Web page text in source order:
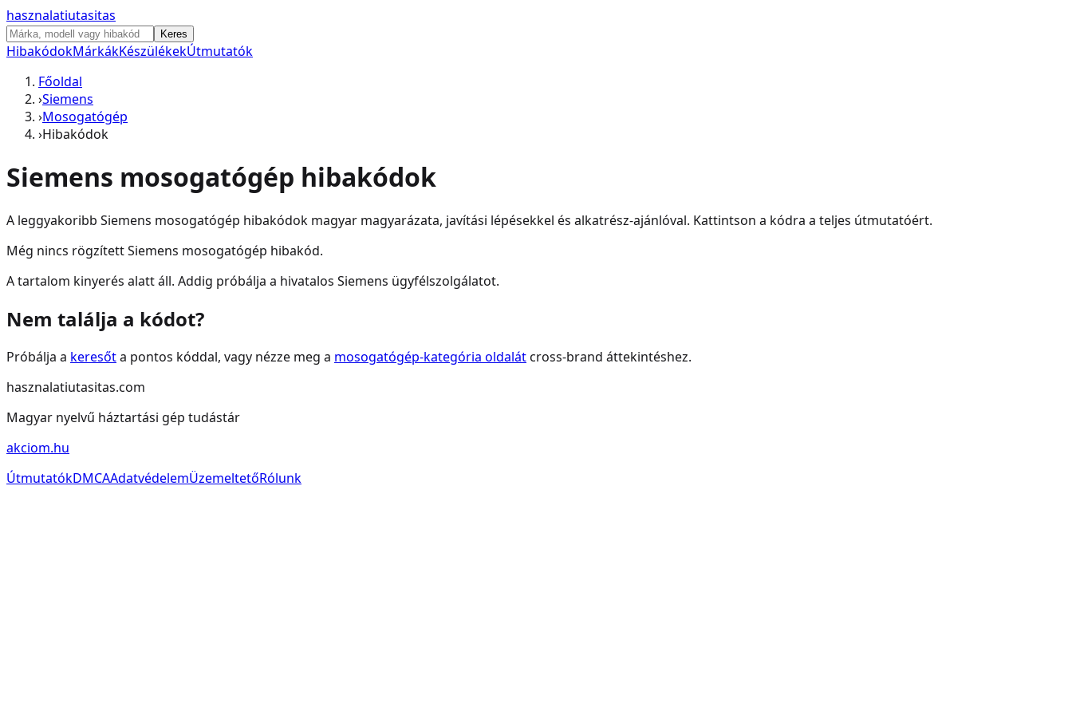
hasznalatiutasitas
Keres
HibakódokMárkákKészülékekÚtmutatók
Főoldal
›Siemens
›Mosogatógép
›Hibakódok
Siemens mosogatógép hibakódok
A leggyakoribb Siemens mosogatógép hibakódok magyar magyarázata, javítási lépésekkel és alkatrész-ajánlóval. Kattintson a kódra a teljes útmutatóért.
Még nincs rögzítettSiemens mosogatógép hibakód.
A tartalom kinyerés alatt áll. Addig próbálja a hivatalos Siemens ügyfélszolgálatot.
Nem találja a kódot?
Próbálja a keresőta pontos kóddal, vagy nézze meg a mosogatógép-kategória oldalátcross-brand áttekintéshez.
hasznalatiutasitas.com
Magyar nyelvű háztartási gép tudástár
akciom.hu
ÚtmutatókDMCAAdatvédelemÜzemeltetőRólunk